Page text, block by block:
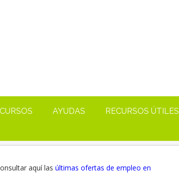
CURSOS AYUDAS RECURSOS ÚTILES
aquí las últimas ofertas de empleo en